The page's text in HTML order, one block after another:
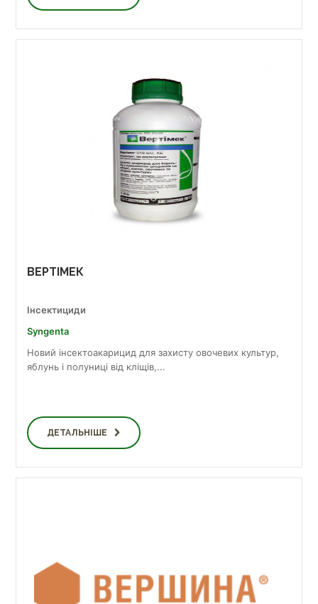
ВЕРТІМЕК
Інсектициди
Syngenta
Новий інсектоакарицид для захисту овочевих культур,
яблунь і полуниці від кліщів,...
ДЕТАЛЬНІШЕ